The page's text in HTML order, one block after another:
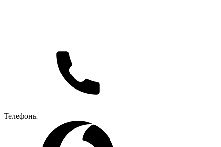
Телефоны